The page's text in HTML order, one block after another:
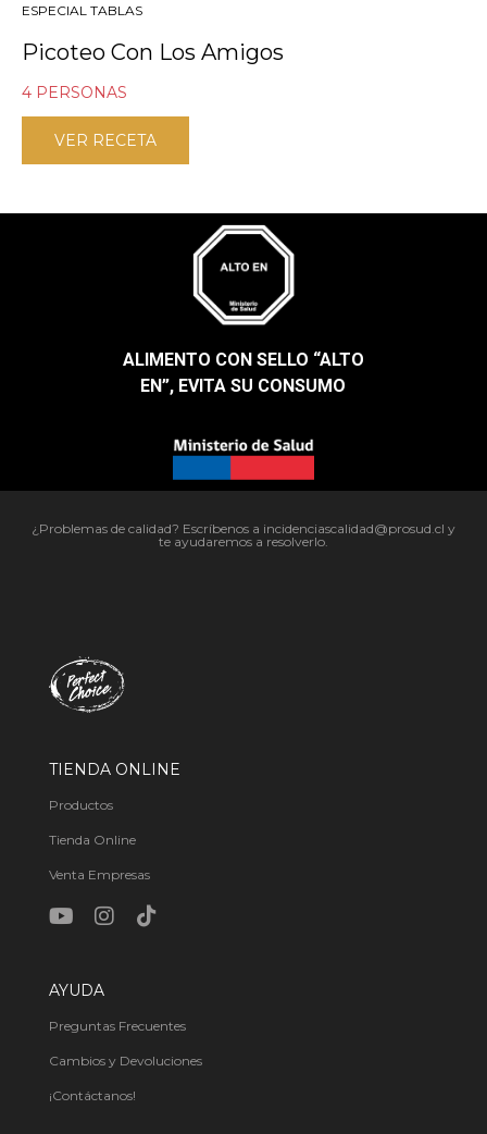
ESPECIAL TABLAS
Picoteo Con Los Amigos
4 PERSONAS
VER RECETA
ALIMENTO CON SELLO “ALTO
EN”, EVITA SU CONSUMO​
¿Problemas de calidad? Escríbenos a incidenciascalidad@prosud.cl y
te ayudaremos a resolverlo.
TIENDA ONLINE
Productos
Tienda Online
Venta Empresas
AYUDA
Preguntas Frecuentes
Cambios y Devoluciones
¡Contáctanos!